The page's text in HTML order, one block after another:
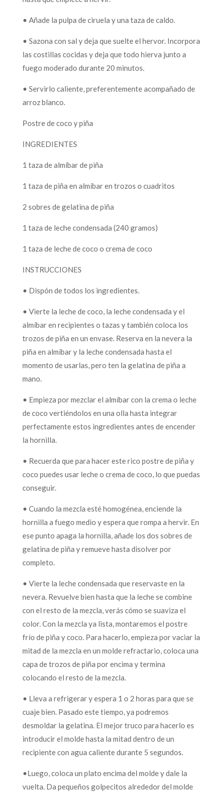
• Añade la pulpa de ciruela y una taza de caldo.
• Sazona con sal y deja que suelte el hervor. Incorpora
las costillas cocidas y deja que todo hierva junto a
fuego moderado durante 20 minutos.
• Servirlo caliente, preferentemente acompañado de
arroz blanco.
Postre de coco y piña
INGREDIENTES
1 taza de almíbar de piña
1 taza de piña en almíbar en trozos o cuadritos
2 sobres de gelatina de piña
1 taza de leche condensada (240 gramos)
1 taza de leche de coco o crema de coco
INSTRUCCIONES
• Dispón de todos los ingredientes.
• Vierte la leche de coco, la leche condensada y el
almíbar en recipientes o tazas y también coloca los
trozos de piña en un envase. Reserva en la nevera la
piña en almíbar y la leche condensada hasta el
momento de usarlas, pero ten la gelatina de piña a
mano.
• Empieza por mezclar el almíbar con la crema o leche
de coco vertiéndolos en una olla hasta integrar
perfectamente estos ingredientes antes de encender
la hornilla.
• Recuerda que para hacer este rico postre de piña y
coco puedes usar leche o crema de coco, lo que puedas
conseguir.
• Cuando la mezcla esté homogénea, enciende la
hornilla a fuego medio y espera que rompa a hervir. En
ese punto apaga la hornilla, añade los dos sobres de
gelatina de piña y remueve hasta disolver por
completo.
• Vierte la leche condensada que reservaste en la
nevera. Revuelve bien hasta que la leche se combine
con el resto de la mezcla, verás cómo se suaviza el
color. Con la mezcla ya lista, montaremos el postre
frío de piña y coco. Para hacerlo, empieza por vaciar la
mitad de la mezcla en un molde refractario, coloca una
capa de trozos de piña por encima y termina
colocando el resto de la mezcla.
• Lleva a refrigerar y espera 1 o 2 horas para que se
cuaje bien. Pasado este tiempo, ya podremos
desmoldar la gelatina. El mejor truco para hacerlo es
introducir el molde hasta la mitad dentro de un
recipiente con agua caliente durante 5 segundos.
•Luego, coloca un plato encima del molde y dale la
vuelta. Da pequeños golpecitos alrededor del molde